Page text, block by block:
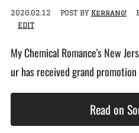
2020.02.12 POST BY Kerrang!
EDIT
My Chemical Romance's New
ur has received grand
Read on